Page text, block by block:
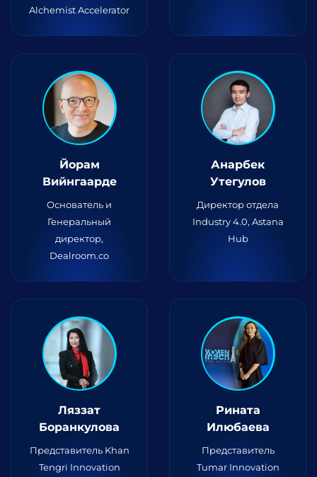
Alchemist Accelerator
Йорам
Вийнгаарде
Основатель и
Генеральный
директор,
Dealroom.co
Анарбек
Утегулов
Директор отдела
Industry 4.0, Astana
Hub
Ляззат
Боранкулова
Представитель Khan
Tengri Innovation
Рината
Илюбаева
Представитель
Tumar Innovation